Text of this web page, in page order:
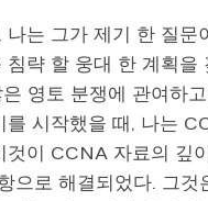
나는 그가 제기 한 질문
략 할 웅대 한 계획을
영토 분쟁에 관여하
시작했을 때, 나는
이 CCNA 자료의 깊
으로 해결되었다. 그